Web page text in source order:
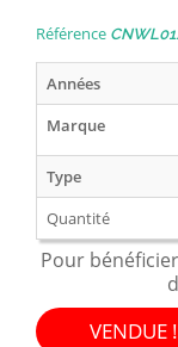
Référence
Années
Marque
Type
Quantité
Pour
VENDUE